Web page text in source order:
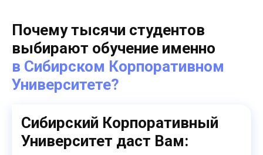
Почему тысячи студентов
выбирают обучение именно
в Сибирском Корпоративном
Университете?
Сибирский Корпоративный
Университет даст Вам: